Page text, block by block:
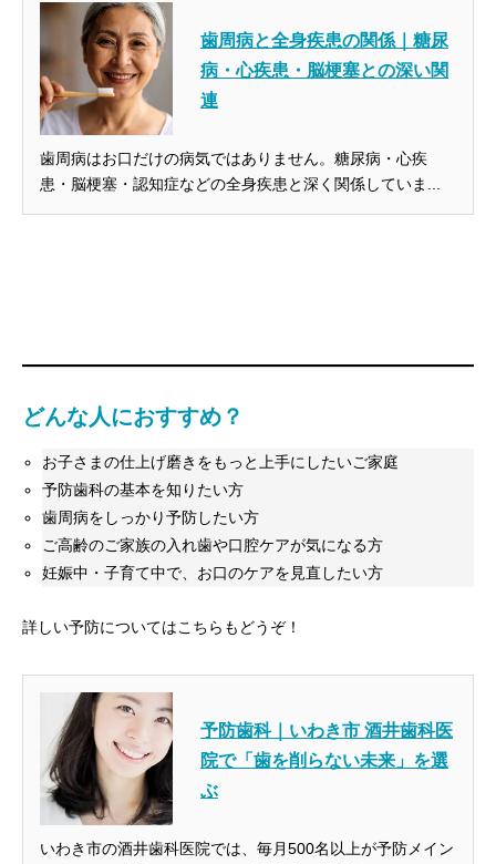
歯周病と全身疾患の関係｜糖尿
病・心疾患・脳梗塞との深い関
連
歯周病はお口だけの病気ではありません。糖尿病・心疾
患・脳梗塞・認知症などの全身疾患と深く関係していま...
どんな人におすすめ？
お子さまの仕上げ磨きをもっと上手にしたいご家庭
予防歯科の基本を知りたい方
歯周病をしっかり予防したい方
ご高齢のご家族の入れ歯や口腔ケアが気になる方
妊娠中・子育て中で、お口のケアを見直したい方
詳しい予防についてはこちらもどうぞ！
予防歯科｜いわき市 酒井歯科医
院で「歯を削らない未来」を選
ぶ
いわき市の酒井歯科医院では、毎月500名以上が予防メイン